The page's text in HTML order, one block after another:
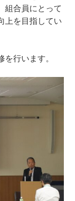
組合員にとって
上を目指してい
行います。